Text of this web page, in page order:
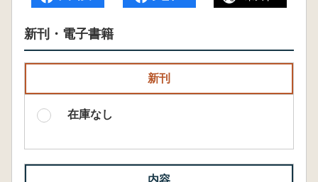
新刊・電子書籍
新刊
在庫なし
内容